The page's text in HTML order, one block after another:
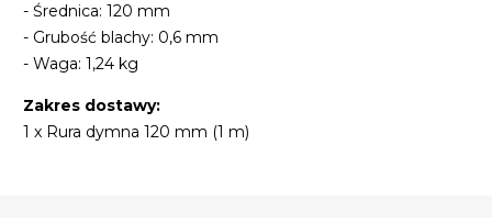
- Średnica: 120 mm
- Grubość blachy: 0,6 mm
- Waga: 1,24 kg
Zakres dostawy:
1 x Rura dymna 120 mm (1 m)